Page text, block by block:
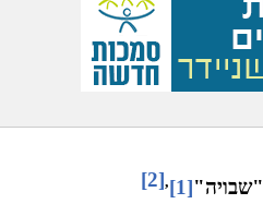
[1]
,
[2]